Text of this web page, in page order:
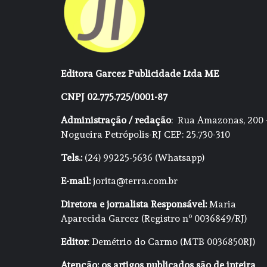
Editora Garcez Publicidade Ltda ME
CNPJ 02.775.725/0001-87
Administração / redação: Rua Amazonas, 200
Nogueira Petrópolis-RJ CEP: 25.730-310
Tels.:(24) 99225-5636 (Whatsapp)
E-mail:jorita@terra.com.br
Diretora e jornalista Responsável:Maria
Aparecida Garcez (Registro nº 0036849/RJ)
Editor: Demétrio do Carmo (MTB 0036850RJ)
Atenção: os artigos publicados são de inteira